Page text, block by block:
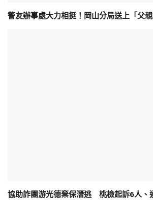
警友辦事處大力相挺！岡山分局送上「父
協助詐團游光德棄保潛逃 桃檢起訴6人、